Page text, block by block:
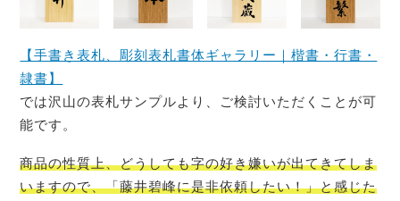
【手書き表札、彫刻表札書体ギャラリー｜楷書・行書・
隷書】
では沢山の表札サンプルより、ご検討いただくことが可
能です。
商品の性質上、どうしても字の好き嫌いが出てきてしま
いますので、「藤井碧峰に是非依頼したい！」と感じた